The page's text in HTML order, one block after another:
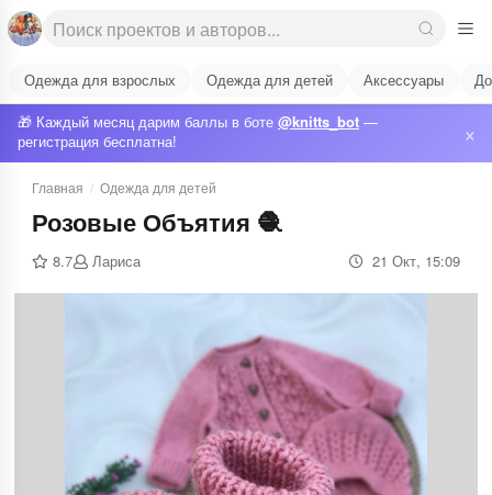
Одежда для взрослых Одежда для детей Аксессуары
🎁 Каждый месяц дарим баллы в боте @knitts_bot —
регистрация бесплатна!
×
Главная / Одежда для детей
Розовые Объятия 🧶
8.7 Лариса 21 Окт, 15:09